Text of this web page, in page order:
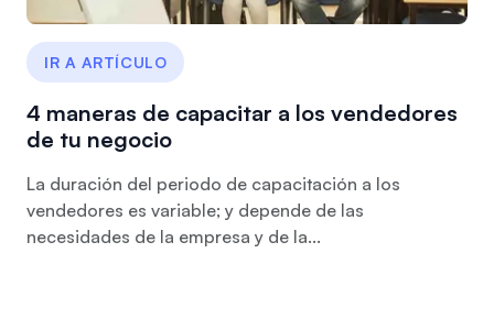
IR A ARTÍCULO
4 maneras de capacitar a los vendedores
de tu negocio
La duración del periodo de capacitación a los
vendedores es variable; y depende de las
necesidades de la empresa y de la...